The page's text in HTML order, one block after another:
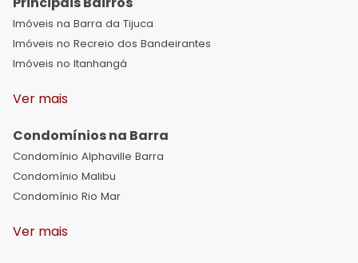
Imóveis na Barra da Tijuca
Imóveis no Recreio dos Bandeirantes
Imóveis no Itanhangá
Ver mais
Condomínios na Barra
Condomínio Alphaville Barra
Condomínio Malibu
Condomínio Rio Mar
Ver mais